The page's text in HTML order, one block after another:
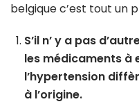
belgique c’est tout un
S’il n’ y a pas
les médicaments à
l’hypertension
à l’origine.